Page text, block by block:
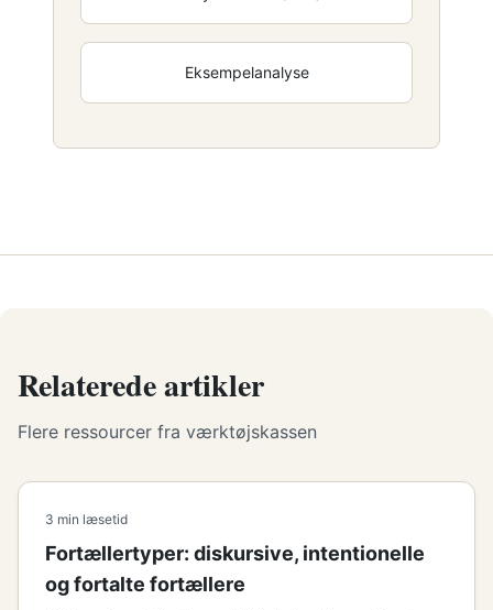
Eksempelanalyse
Relaterede artikler
Flere ressourcer fra værktøjskassen
3 min læsetid
Fortællertyper: diskursive, intentionelle
og fortalte fortællere